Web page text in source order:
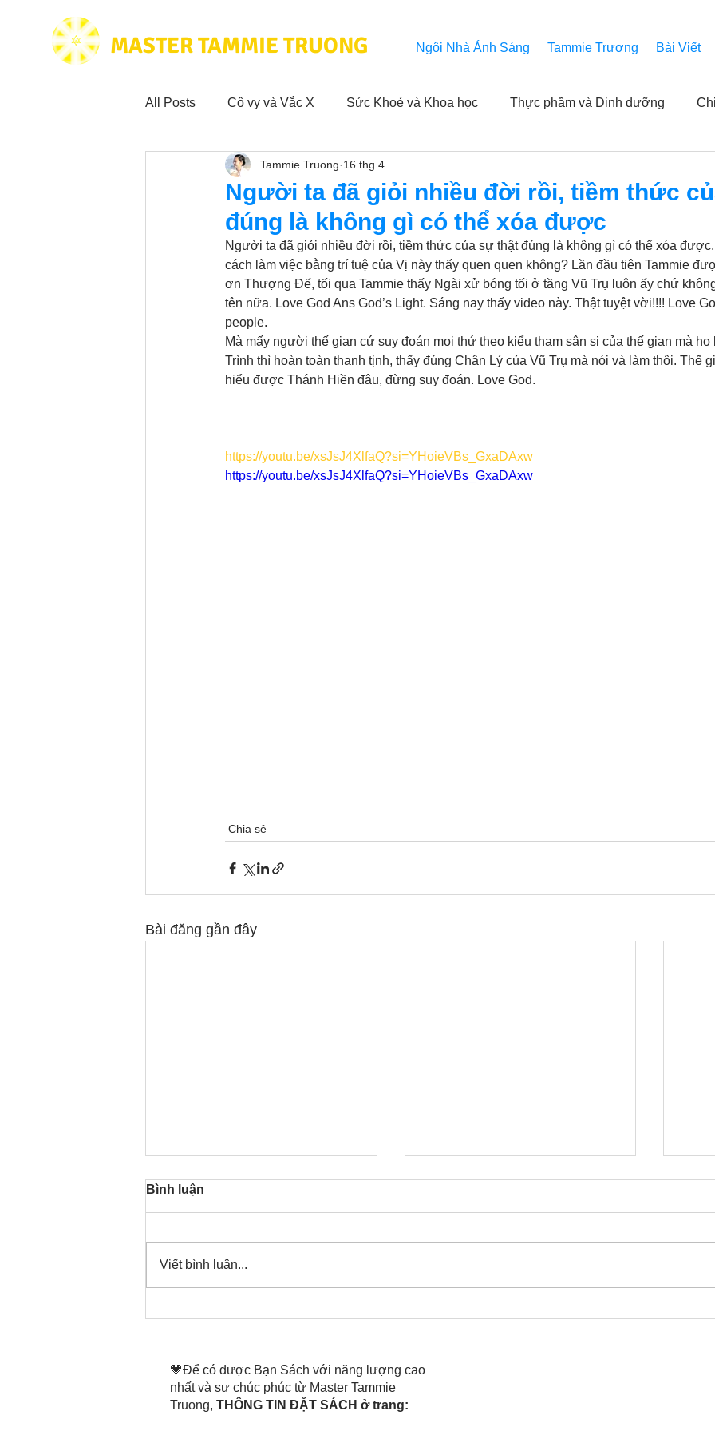
MASTER TAMMIE TRUONG Ngôi Nhà Ánh Sáng Tammie Trương Bài Viết
All Posts Cô vy và Vắc X Sức Khoẻ và Khoa học Thực phầm và Dinh dưỡng
Hoạt động vì cộng đồng Trải nghiệm của người xem
Trích dẫn hay trong Sách CL&NL Thành tựu Các thông báo Góc chân thiện mỹ
Phim Tâm Linh Hoạt động hằng ngày của Tammie Hỏi và Đáp Trích dẫn trong
Người ta đã giỏi nhiều đời rồi, tiềm thức
đúng là không gì có thể xóa được
Tammie Truong 16 thg 4
Người ta đã giỏi nhiều đời rồi, tiềm thức của sự thật đúng là không gì có thể xóa
cách làm việc bằng trí tuệ của Vị này thấy quen quen không? Lần đầu tiên Tammie
ơn Thượng Đế, tối qua Tammie thấy Ngài xử bóng tối ở tầng Vũ Trụ luôn ấy chứ
tên nữa. Love God Ans God’s Light. Sáng nay thấy video này. Thật tuyệt vời!!!! Love
people.
Mà mấy người thế gian cứ suy đoán mọi thứ theo kiểu tham sân si của thế gian mà họ
Trình thì hoàn toàn thanh tịnh, thấy đúng Chân Lý của Vũ Trụ mà nói và làm thôi. Thế
hiểu được Thánh Hiền đâu, đừng suy đoán. Love God.
https://youtu.be/xsJsJ4XlfaQ?si=YHoieVBs_GxaDAxw
https://youtu.be/xsJsJ4XlfaQ?si=YHoieVBs_GxaDAxw
Chia sẻ
Bài đăng gần đây
Cô Hoa Duong chia sẻ
Bình luận
Viết bình luận...
💗Để có được Bạn Sách với năng lượng cao
nhất và sự chúc phúc từ Master Tammie
Truong, THÔNG TIN ĐẶT SÁCH ở trang: